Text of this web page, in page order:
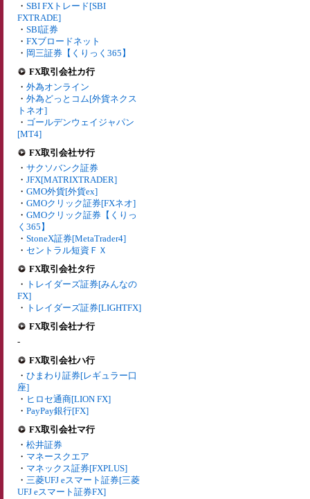
・ SBI FXトレード[SBI
FXTRADE]
・ SBI証券
・ FXブロードネット
・ 岡三証券【くりっく365】
FX取引会社カ行
・ 外為オンライン
・ 外為どっとコム[外貨ネクス
トネオ]
・ ゴールデンウェイジャパン
[MT4]
FX取引会社サ行
・ サクソバンク証券
・ JFX[MATRIXTRADER]
・ GMO外貨[外貨ex]
・ GMOクリック証券[FXネオ]
・ GMOクリック証券【くりっ
く365】
・ StoneX証券[MetaTrader4]
・ セントラル短資ＦＸ
FX取引会社タ行
・ トレイダーズ証券[みんなの
FX]
・ トレイダーズ証券[LIGHTFX]
FX取引会社ナ行
-
FX取引会社ハ行
・ ひまわり証券[レギュラー口
座]
・ ヒロセ通商[LION FX]
・ PayPay銀行[FX]
FX取引会社マ行
・ 松井証券
・ マネースクエア
・ マネックス証券[FXPLUS]
・ 三菱UFJ eスマート証券[三菱
UFJ eスマート証券FX]